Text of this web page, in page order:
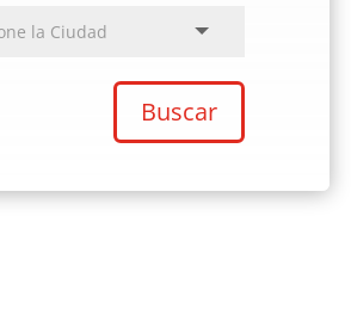
Buscar